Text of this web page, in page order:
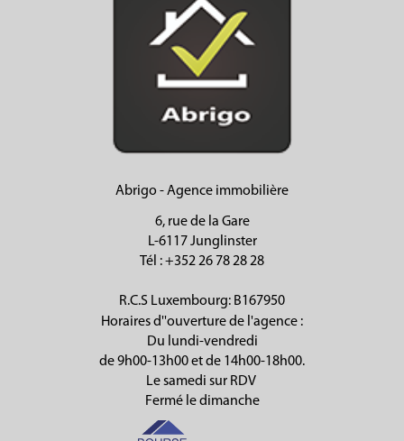
Abrigo - Agence immobilière
6, rue de la Gare
L-6117 Junglinster
Tél : +352 26 78 28 28
R.C.S Luxembourg: B167950
Horaires d''ouverture de l'agence :
Du lundi-vendredi
de 9h00-13h00 et de 14h00-18h00.
Le samedi sur RDV
Fermé le dimanche